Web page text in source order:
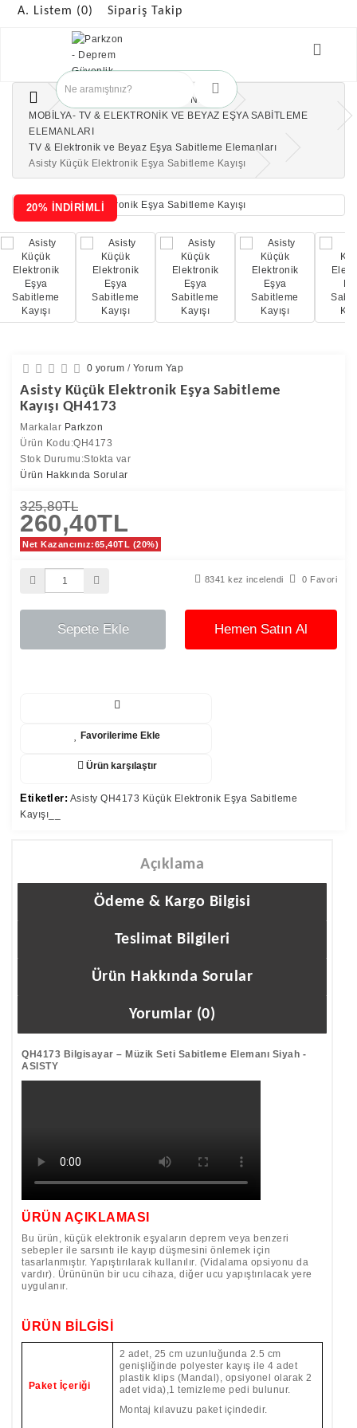
A. Listem (0) Sipariş Takip
ÇOCUK GÜVENLİK ÜRÜNLERİ
MOBİLYA- TV & ELEKTRONİK VE BEYAZ EŞYA SABİTLEME
ELEMANLARI
TV & Elektronik ve Beyaz Eşya Sabitleme Elemanları
Asisty Küçük Elektronik Eşya Sabitleme Kayışı
20% İNDİRİMLİ
0 yorum / Yorum Yap
Asisty Küçük Elektronik Eşya Sabitleme
Kayışı QH4173
Markalar Parkzon
Ürün Kodu:QH4173
Stok Durumu:Stokta var
Ürün Hakkında Sorular
325,80TL
260,40TL
Net Kazancınız:65,40TL (20%)
8341 kez incelendi 0 Favori
Sepete Ekle Hemen Satın Al
Favorilerime Ekle
Ürün karşılaştır
Etiketler: Asisty QH4173 Küçük Elektronik Eşya Sabitleme
Kayışı__
Açıklama
Ödeme & Kargo Bilgisi
Teslimat Bilgileri
Ürün Hakkında Sorular
Yorumlar (0)
QH4173 Bilgisayar – Müzik Seti Sabitleme Elemanı Siyah -
ASISTY
ÜRÜN AÇIKLAMASI
Bu ürün, küçük elektronik eşyaların deprem veya benzeri
sebepler ile sarsıntı ile kayıp düşmesini önlemek için
tasarlanmıştır. Yapıştırılarak kullanılır. (Vidalama opsiyonu da
vardır). Ürününün bir ucu cihaza, diğer ucu yapıştırılacak yere
uygulanır.
ÜRÜN BİLGİSİ
Paket İçeriği
2 adet, 25 cm uzunluğunda 2.5 cm
genişliğinde polyester kayış ile 4 adet
plastik klips (Mandal), opsiyonel olarak 2
adet vida),1 temizleme pedi bulunur.
Montaj kılavuzu paket içindedir.